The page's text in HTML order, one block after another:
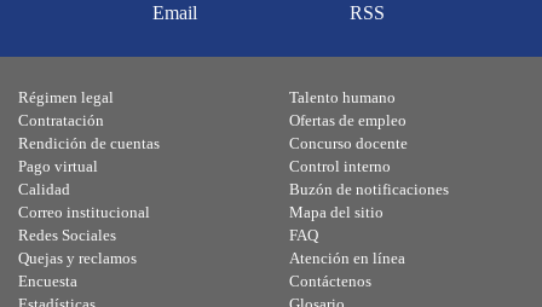
Email RSS
Régimen legal
Contratación
Rendición de cuentas
Pago virtual
Calidad
Talento humano
Ofertas de empleo
Concurso docente
Control interno
Buzón de notificaciones
Correo institucional
Redes Sociales
Quejas y reclamos
Encuesta
Mapa del sitio
FAQ
Atención en línea
Contáctenos